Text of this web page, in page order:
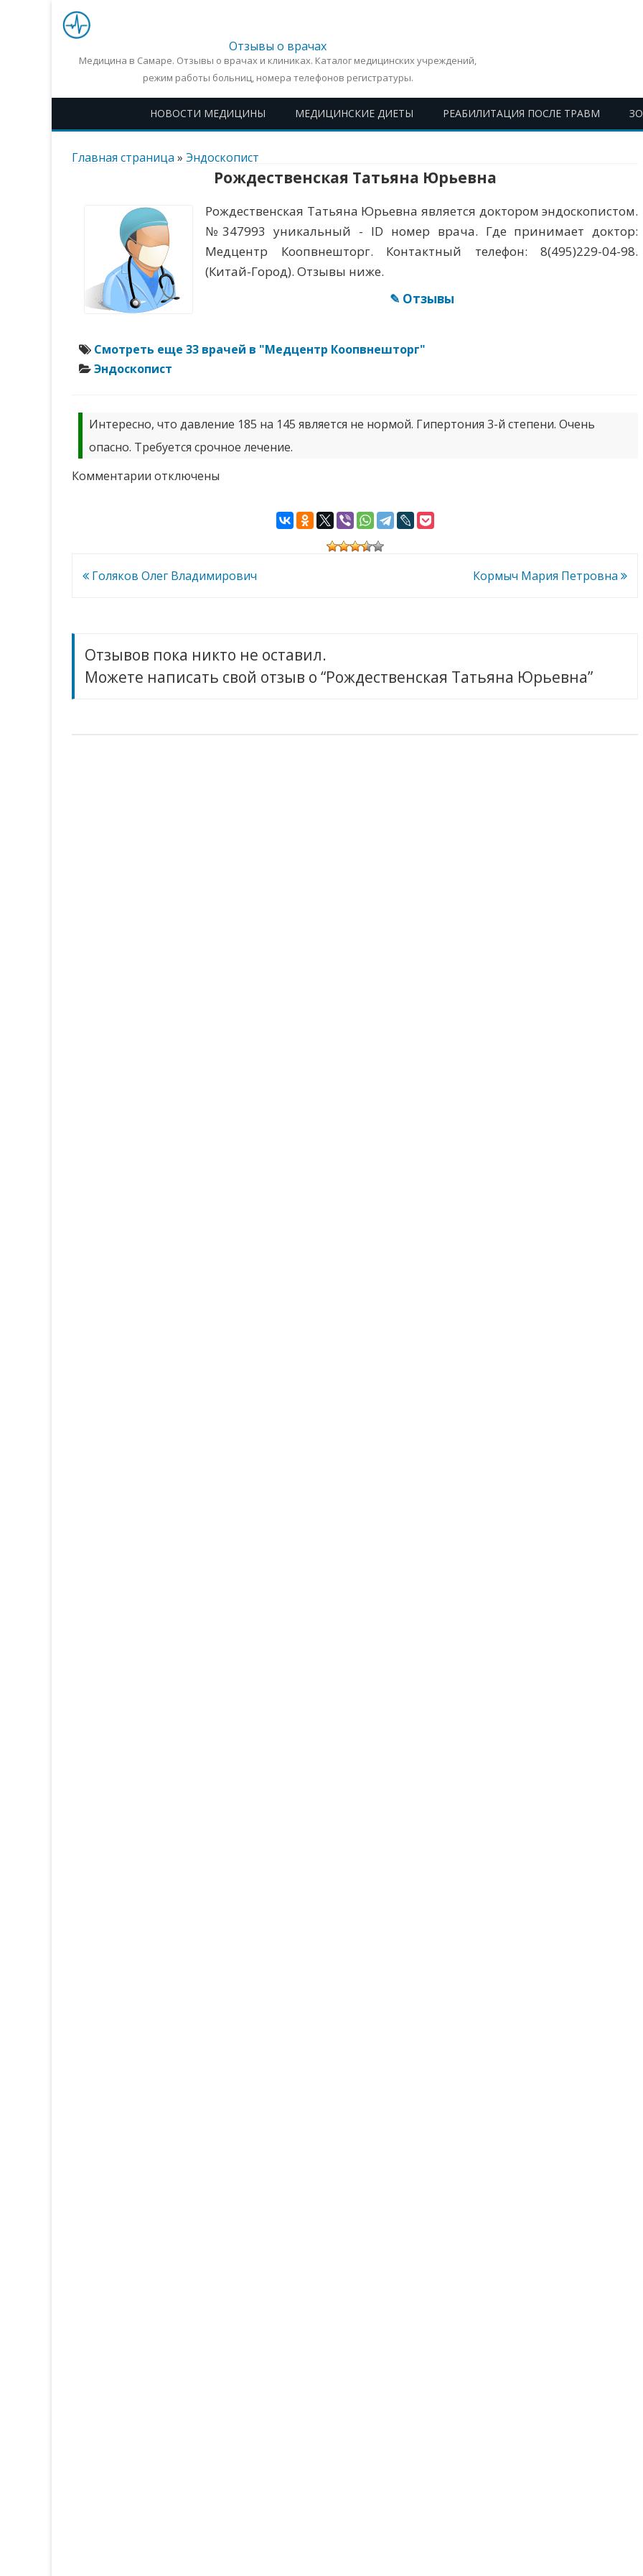
Отзывы о врачах
Медицина в Самаре. Отзывы о врачах и клиниках. Каталог медицинских учреждений,
режим работы больниц, номера телефонов регистратуры.
НОВОСТИ МЕДИЦИНЫ МЕДИЦИНСКИЕ ДИЕТЫ РЕАБИЛИТАЦИЯ ПОСЛЕ ТРАВМ
Перейти
Главная страница » Эндоскопист
Рождественская Татьяна Юрьевна
Рождественская Татьяна Юрьевна является доктором эндоскопистом.
№347993 уникальный - ID номер врача. Где принимает доктор:
Медцентр Коопвнешторг. Контактный телефон: 8(495)229-04-98.
(Китай-Город). Отзывы ниже.
✎ Отзывы
Смотреть еще 33 врачей в "Медцентр Коопвнешторг"
Эндоскопист
Интересно, что давление 185 на 145 является не нормой. Гипертония 3-й степени. Очень
опасно. Требуется срочное лечение.
Комментарии котключены
Навигация
Голяков Олег Владимирович Кормыч Мария Петровна
Отзывов пока никто не оставил.
Можете написать свой отзыв о “Рождественская Татьяна Юрьевна”